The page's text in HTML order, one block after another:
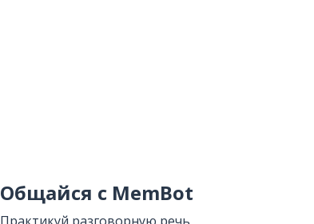
Общайся с MemBot